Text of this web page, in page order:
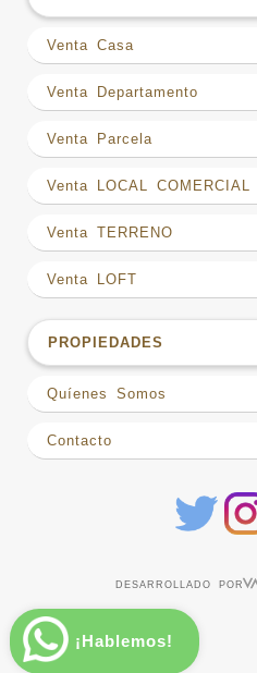
¡Hablemos!
Venta Casa
Venta Departamento
Venta Parcela
Venta LOCAL COMERCIAL
Venta TERRENO
Venta LOFT
PROPIEDADES
Quíenes Somos
Contacto
DESARROLLADO POR